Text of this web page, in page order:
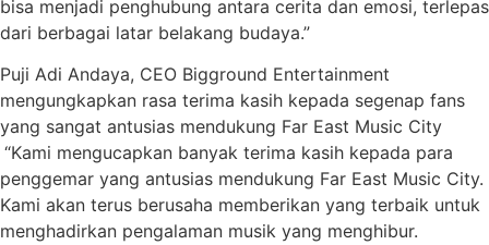
bisa menjadi penghubung antara cerita dan emosi, terlepas
dari berbagai latar belakang budaya.”
Puji Adi Andaya, CEO Bigground Entertainment
mengungkapkan rasa terima kasih kepada segenap fans
yang sangat antusias mendukung Far East Music City
“Kami mengucapkan banyak terima kasih kepada para
penggemar yang antusias mendukung Far East Music City.
Kami akan terus berusaha memberikan yang terbaik untuk
menghadirkan pengalaman musik yang menghibur.